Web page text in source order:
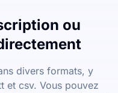
ou
divers formats, y
et csv. Vous pouvez